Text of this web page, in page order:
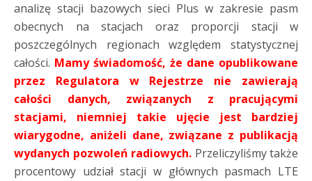
analizę stacji bazowych sieci Plus w zakresie pasm
obecnych na stacjach oraz proporcji stacji w
poszczególnych regionach względem statystycznej
całości. Mamy świadomość, że dane opublikowane
przez Regulatora w Rejestrze nie zawierają
całości danych, związanych z pracującymi
stacjami, niemniej takie ujęcie jest bardziej
wiarygodne, aniżeli dane, związane z publikacją
wydanych pozwoleń radiowych. Przeliczyliśmy także
procentowy udział stacji w głównych pasmach LTE